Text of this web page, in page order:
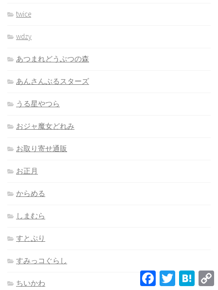
twice
wdzy
あつまれどうぶつの森
あんさんぶるスターズ
うる星やつら
おジャ魔女どれみ
お取り寄せ通販
お正月
からめる
しまむら
すとぷり
すみっコぐらし
ちいかわ
FacebookTwitter Hatena